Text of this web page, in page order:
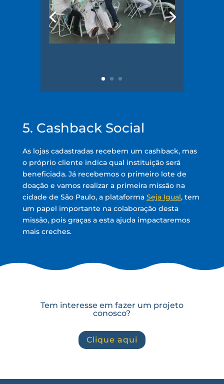
5. Cashback Social
As lojas cadastradas recebem um cashback, mas
o próprio cliente indica qual instituição será
beneficiada. Já recebemos o primeiro lote de
doação e vamos realizar a primeira missão na
cidade de São Paulo, a plataforma Seja Igual, tem
um papel importante na colaboração desta
missão, pois graças a esta ajuda impactaremos
mais creches.
Tem interesse em fazer um projeto
conosco?
Clique aqui